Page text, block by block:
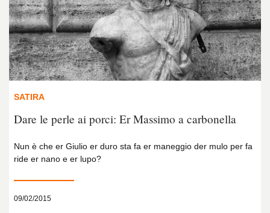
SATIRA
Dare le perle ai porci: Er Massimo a carbonella
Nun è che er Giulio er duro sta fa er maneggio der mulo per fa
ride er nano e er lupo?
09/02/2015